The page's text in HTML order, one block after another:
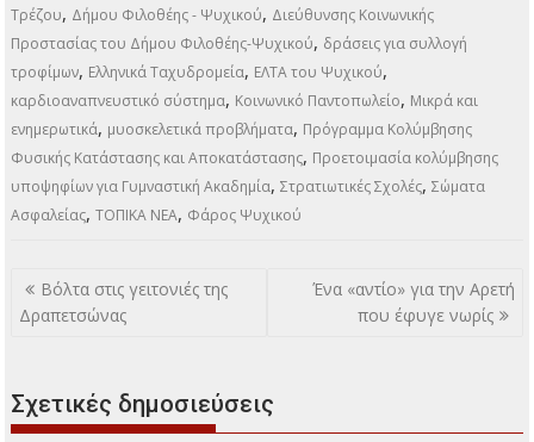
Τρέζου, Δήμου Φιλοθέης - Ψυχικού, Διεύθυνσης Κοινωνικής
Προστασίας του Δήμου Φιλοθέης-Ψυχικού, δράσεις για συλλογή
τροφίμων, Ελληνικά Ταχυδρομεία, ΕΛΤΑ του Ψυχικού,
καρδιοαναπνευστικό σύστημα, Κοινωνικό Παντοπωλείο, Μικρά και
ενημερωτικά, μυοσκελετικά προβλήματα, Πρόγραμμα Κολύμβησης
Φυσικής Κατάστασης και Αποκατάστασης, Προετοιμασία κολύμβησης
υποψηφίων για Γυμναστική Ακαδημία,Στρατιωτικές Σχολές,Σώματα
Ασφαλείας,ΤΟΠΙΚΑ ΝΕΑ, Φάρος Ψυχικού
Πλοήγηση
άρθρων
Βόλτα στις γειτονιές της
Δραπετσώνας
Ένα «αντίο» για την Αρετή
που έφυγε νωρίς
Σχετικές δημοσιεύσεις